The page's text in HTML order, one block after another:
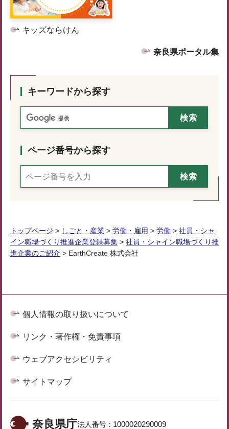
キッズならけん
奈良県ポータル集
キーワードから探す
ページ番号から探す
トップページ > しごと・産業 > 労働・雇用 > 労働 > 社員・シャ
イン職場づくり推進企業登録募集 > 社員・シャイン職場づくり推
進企業のご紹介 > EarthCreate 株式会社
個人情報の取り扱いについて
リンク・著作権・免責事項
ウェブアクセシビリティ
サイトマップ
奈良県庁法人番号： 1000020290009